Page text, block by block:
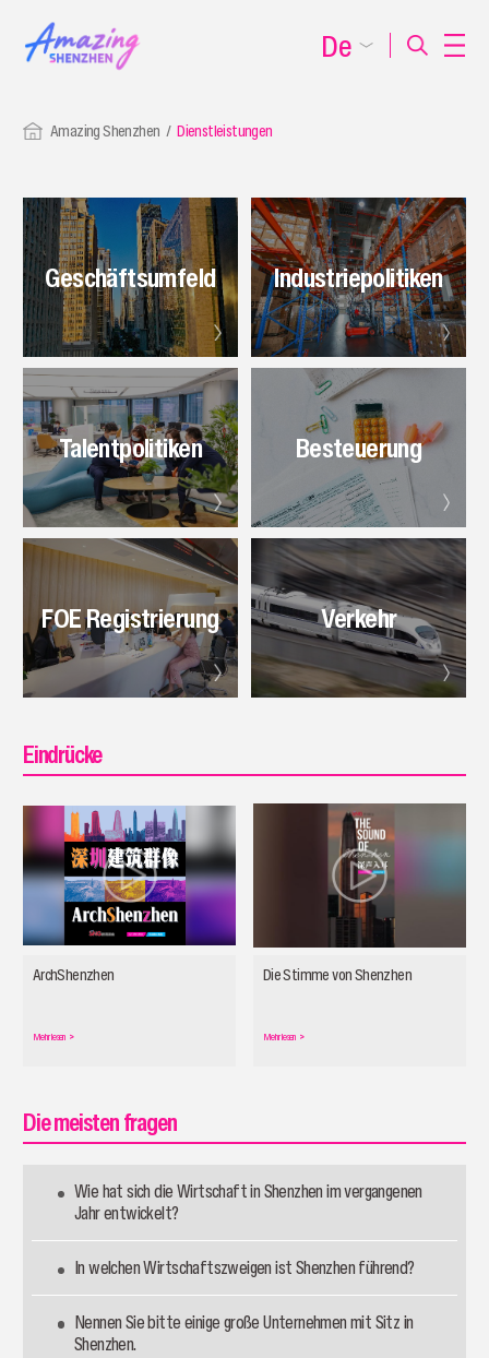
Amazing Shenzhen Dienstleistungen
Geschäftsumfeld Industriepolitiken
Talentpolitiken Besteuerung
FOE Registrierung Verkehr
Eindrücke
ArchShenzhen
Mehr lesen >
Die Stimme von Shenzhen
Mehr lesen >
Die meisten fragen
Wie hat sich die Wirtschaft in Shenzhen im vergangenen
Jahr entwickelt?
In welchen Wirtschaftszweigen ist Shenzhen führend?
Nennen Sie bitte einige große Unternehmen mit Sitz in
Shenzhen.
De